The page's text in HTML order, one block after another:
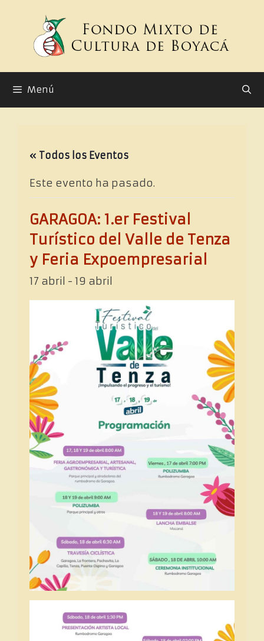
contenido
Menú
« Todos los Eventos
Este evento ha pasado.
GARAGOA: 1.er Festival
Turístico del Valle de Tenza
y Feria Expoempresarial
17 abril - 19 abril